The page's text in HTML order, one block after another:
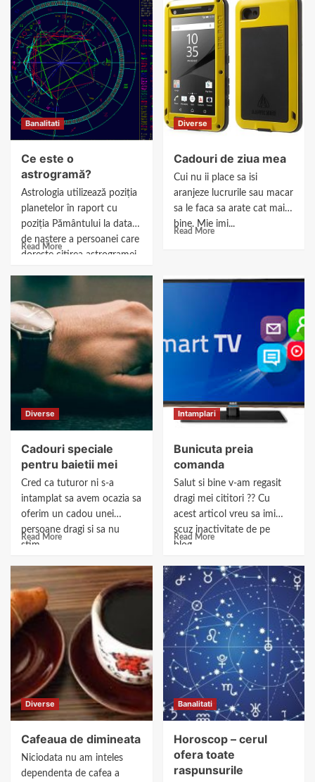
Banalitati
Ce este o
astrogramă?
Astrologia utilizează poziția
planetelor în raport cu
poziția Pământului la data
de naștere a persoanei care
dorește citirea astrogramei
Read More
Diverse
Cadouri de ziua mea
Cui nu ii place sa isi
aranjeze lucrurile sau macar
sa le faca sa arate cat mai
bine. Mie imi...
Read More
Diverse
Cadouri speciale
pentru baietii mei
Cred ca tuturor ni s-a
intamplat sa avem ocazia sa
oferim un cadou unei
persoane dragi si sa nu
stim...
Read More
Intamplari
Bunicuta preia
comanda
Salut si bine v-am regasit
dragi mei cititori ?? Cu
acest articol vreu sa imi
scuz inactivitate de pe
blog...
Read More
Diverse
Cafeaua de dimineata
Niciodata nu am inteles
dependenta de cafea a
Banalitati
Horoscop – cerul
ofera toate
raspunsurile